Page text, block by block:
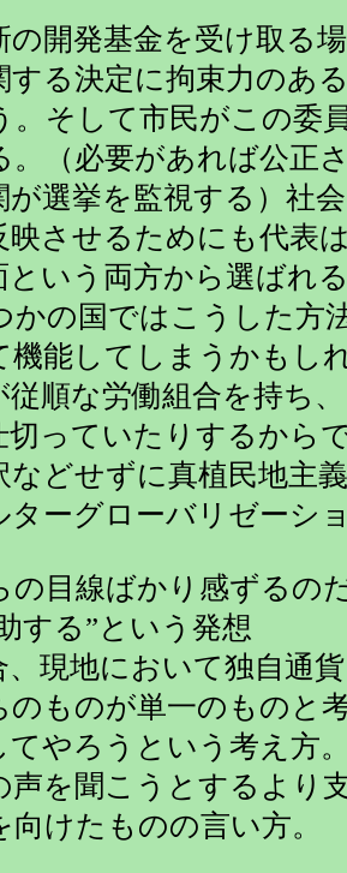
の開発基金を受け取る
する決定に拘束力のあ
。そして市民がこの委
。（必要があれば公正
が選挙を監視する）社
映させるためにも代表
という両方から選ばれ
かの国ではこうした方
機能してしまうかもし
従順な労働組合を持ち
切っていたりするから
などせずに真植民地主
ターグローバリゼーシ
の目線ばかり感ずるの
する”という発想
、現地において独自通
のものが単一のものと
てやろうという考え方
声を聞こうとするより
けたものの言い方。